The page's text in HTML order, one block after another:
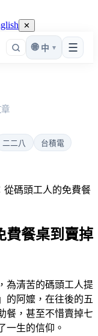
✕
☰
🌐 中 ▾
二二八
台積電
從碼頭工人的免費餐
費餐桌到賣掉
為清苦的碼頭工人提
的阿嬤，在往後的五
餐，甚至不惜賣掉七
一生的信仰。